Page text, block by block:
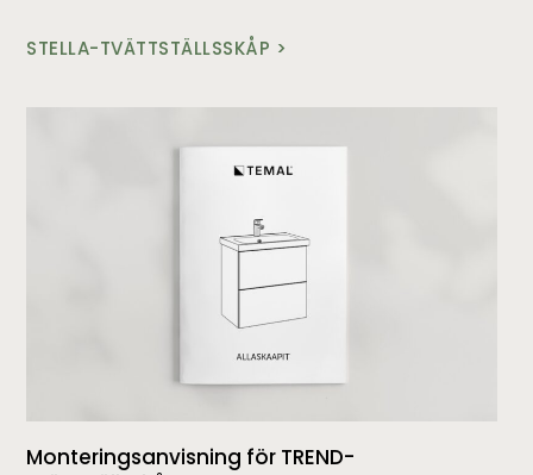
STELLA-TVÄTTSTÄLLSSKÅP >
Monteringsanvisning för TREND-